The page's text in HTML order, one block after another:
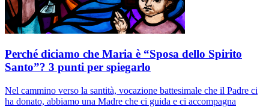
Perché diciamo che Maria è “Sposa dello Spirito
Santo”? 3 punti per spiegarlo
Nel cammino verso la santità, vocazione battesimale che il Padre ci
ha donato, abbiamo una Madre che ci guida e ci accompagna